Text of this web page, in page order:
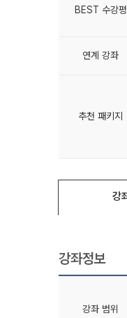
BEST 수강평
연계 강좌
추천 패키지
강
강좌정보
강좌 범위